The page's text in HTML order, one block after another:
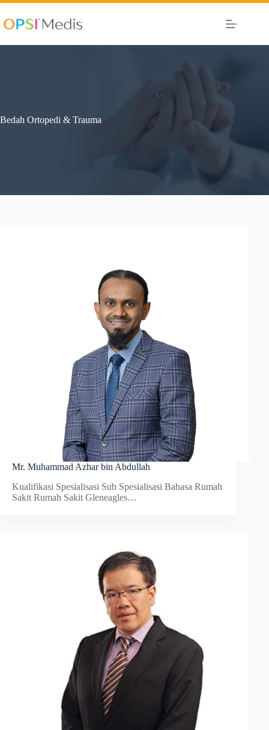
Bedah Ortopedi & Trauma
Mr. Muhammad Azhar bin Abdullah
Kualifikasi Spesialisasi Sub Spesialisasi Bahasa Rumah
Sakit Rumah Sakit Gleneagles…